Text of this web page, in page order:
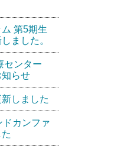
第5期生
ました。
センター
らせ
しました
カンファ